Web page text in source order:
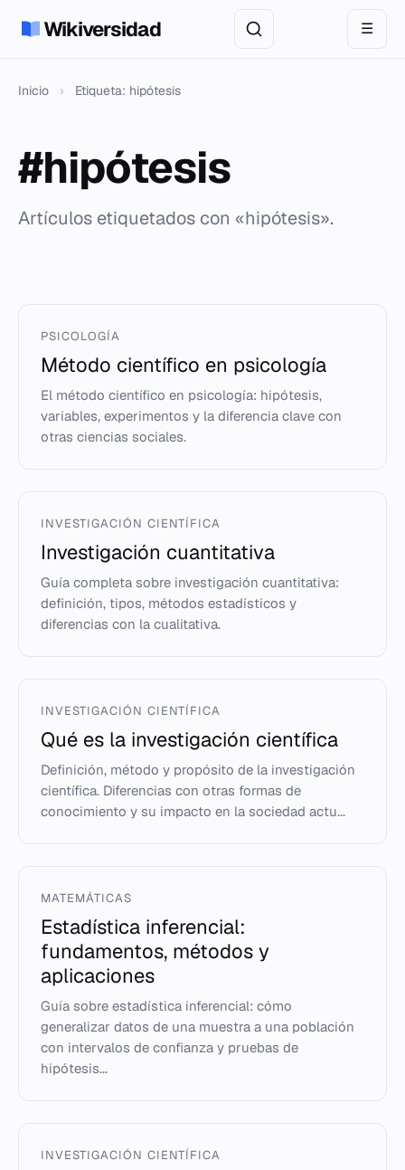
Wikiversidad ☰
Inicio › Etiqueta: hipótesis
#hipótesis
Artículos etiquetados con «hipótesis».
PSICOLOGÍA
Método científico en psicología
El método científico en psicología: hipótesis,
variables, experimentos y la diferencia clave con
otras ciencias sociales.
INVESTIGACIÓN CIENTÍFICA
Investigación cuantitativa
Guía completa sobre investigación cuantitativa:
definición, tipos, métodos estadísticos y
diferencias con la cualitativa.
INVESTIGACIÓN CIENTÍFICA
Qué es la investigación científica
Definición, método y propósito de la investigación
científica. Diferencias con otras formas de
conocimiento y su impacto en la sociedad actu...
MATEMÁTICAS
Estadística inferencial:
fundamentos, métodos y
aplicaciones
Guía sobre estadística inferencial: cómo
generalizar datos de una muestra a una población
con intervalos de confianza y pruebas de
hipótesis...
INVESTIGACIÓN CIENTÍFICA